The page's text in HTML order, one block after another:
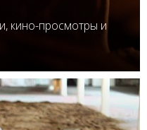
кино-просмотры и